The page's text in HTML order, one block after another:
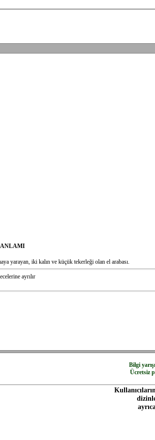
ANLAMI
yarayan, iki kalın ve küçük tekerleği olan el arabası.
ayrılır
Bilgi
Ücretsiz